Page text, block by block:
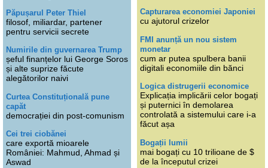
Păpușarul Peter Thiel
filosof, miliardar, partener
pentru servicii secrete
Numirile din guvernarea Trump
șeful finanțelor lui George Soros
și alte suprize făcute
alegătorilor naivi
Curtea Constituțională pune
capăt
democrației din post-comunism
Cei trei ciobănei
care exportă mioarele
României: Mahmud, Ahmad și
Aswad
Capturarea economiei Japoniei
cu ajutorul crizelor
FMI anunță un nou sistem
monetar
cum ar putea spulbera banii
digitali economiile din bănci
Logica distrugerii economice
Explicația implicării celor bogați
și puternici în demolarea
controlată a sistemului care i-a
făcut așa
Bogații lumii
mai bogați cu 10 trilioane de $
de la începutul crizei